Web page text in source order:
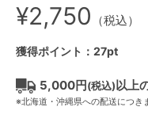
¥2,750 （税込）
獲得ポイント：27pt
5,000円(税込)以上
※北海道・沖縄県への配送につき